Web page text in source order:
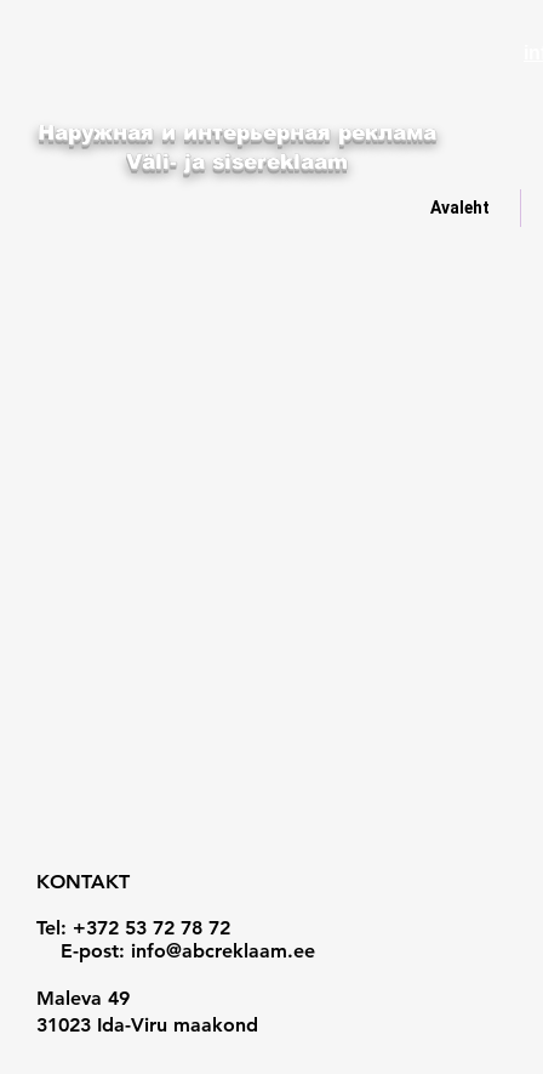
Наружная и интерьерная реклама
Väli- ja sisereklaam
Avaleht
KONTAKT
Tel: +372 53 72 78 72
E-post: info@abcreklaam.ee
Maleva 49
31023 Ida-Viru maakond